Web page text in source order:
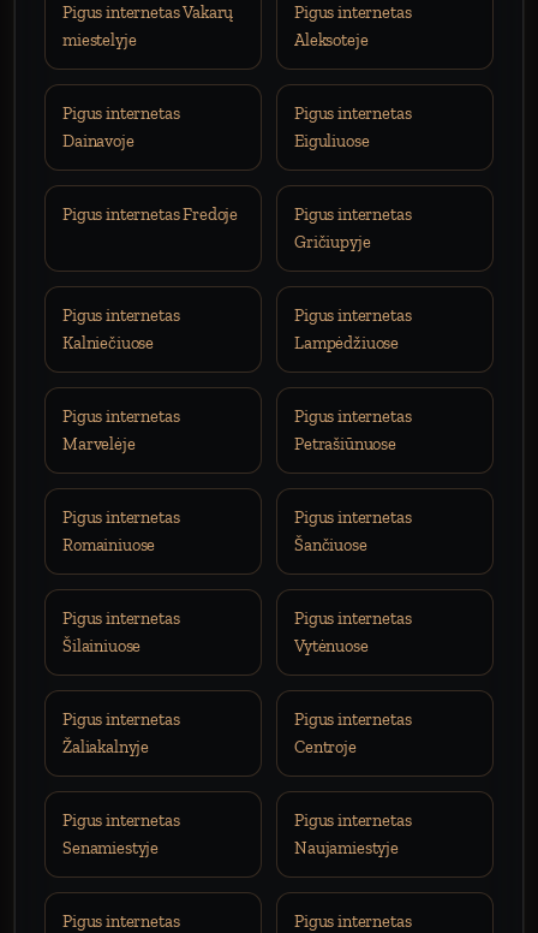
Pigus internetas Vakarų
miestelyje
Pigus internetas
Aleksoteje
Pigus internetas
Dainavoje
Pigus internetas
Eiguliuose
Pigus internetas Fredoje
Pigus internetas
Gričiupyje
Pigus internetas
Kalniečiuose
Pigus internetas
Lampėdžiuose
Pigus internetas
Marvelėje
Pigus internetas
Petrašiūnuose
Pigus internetas
Romainiuose
Pigus internetas
Šančiuose
Pigus internetas
Šilainiuose
Pigus internetas
Vytėnuose
Pigus internetas
Žaliakalnyje
Pigus internetas
Centroje
Pigus internetas
Senamiestyje
Pigus internetas
Naujamiestyje
Pigus internetas
Pigus internetas